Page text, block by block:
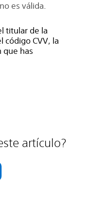
es válida.
titular de la
código CVV, la
que has
artículo?